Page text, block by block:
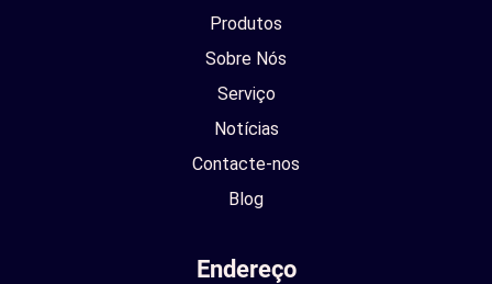
Produtos
Sobre Nós
Serviço
Notícias
Contacte-nos
Blog
Endereço